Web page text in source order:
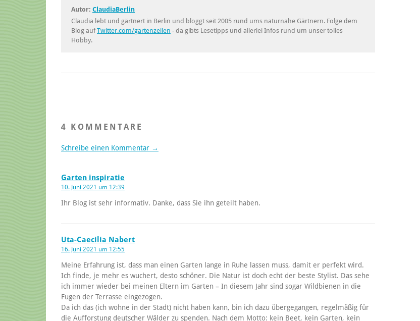
Autor: ClaudiaBerlin
Claudia lebt und gärtnert in Berlin und bloggt seit 2005 rund ums naturnahe Gärtnern. Folge dem
Blog aufTwitter.com/gartenzeilen - da gibts Lesetipps und allerlei Infos rund um unser tolles
Hobby.
4 KOMMENTARE
Schreibe einen Kommentar →
Garten inspiratie
10. Juni 2021 um 12:39
Ihr Blog ist sehr informativ. Danke, dass Sie ihn geteilt haben.
Uta-Caecilia Nabert
16. Juni 2021 um 12:55
Meine Erfahrung ist, dass man einen Garten lange in Ruhe lassen muss, damit er perfekt wird.
Ich finde, je mehr es wuchert, desto schöner. Die Natur ist doch echt der beste Stylist. Das sehe
ich immer wieder bei meinen Eltern im Garten – In diesem Jahr sind sogar Wildbienen in die
Fugen der Terrasse eingezogen.
Da ich das (ich wohne in der Stadt) nicht haben kann, bin ich dazu übergegangen, regelmäßig für
die Aufforstung deutscher Wälder zu spenden. Nach dem Motto: kein Beet, kein Garten, kein